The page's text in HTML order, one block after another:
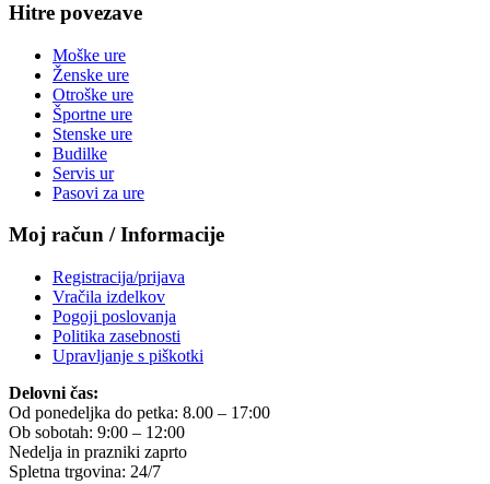
Hitre povezave
Moške ure
Ženske ure
Otroške ure
Športne ure
Stenske ure
Budilke
Servis ur
Pasovi za ure
Moj račun / Informacije
Registracija/prijava
Vračila izdelkov
Pogoji poslovanja
Politika zasebnosti
Upravljanje s piškotki
Delovni čas:
Od ponedeljka do petka: 8.00 – 17:00
Ob sobotah: 9:00 – 12:00
Nedelja in prazniki zaprto
Spletna trgovina: 24/7